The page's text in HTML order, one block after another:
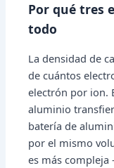
Por qué tres
todo
La densidad de
de cuántos
electrón por ion.
aluminio
batería de
por el mismo
es más